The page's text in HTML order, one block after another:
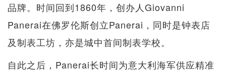
品牌。时间回到1860年，创办人Giovanni
Panerai在佛罗伦斯创立Panerai，同时是钟表店
及制表工坊，亦是城中首间制表学校。
自此之后，Panerai长时间为意大利海军供应精准